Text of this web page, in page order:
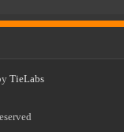
TieLabs